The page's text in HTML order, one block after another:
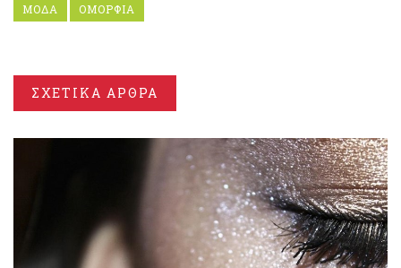
ΜΟΔΑ ΟΜΟΡΦΙΑ
ΣΧΕΤΙΚΑ ΑΡΘΡΑ